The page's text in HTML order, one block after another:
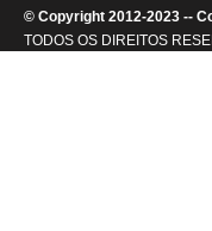
© Copyright 2012-2023 --
TODOS OS DIREITOS